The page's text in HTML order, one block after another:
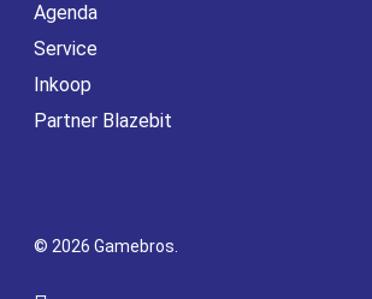
Agenda
Service
Inkoop
Partner Blazebit
© 2026 Gamebros.